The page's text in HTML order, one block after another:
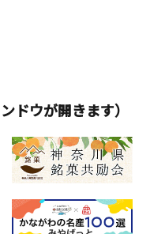
ドウが開きます）